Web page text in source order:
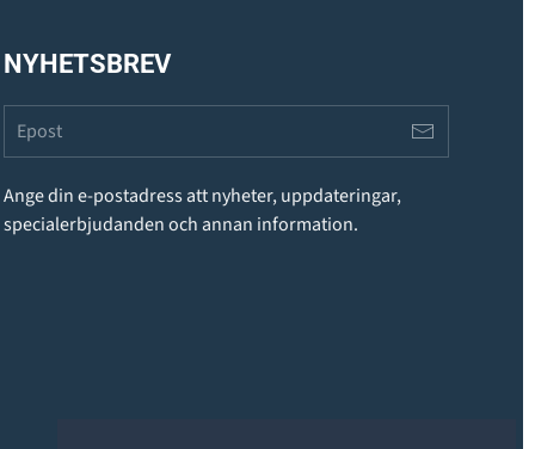
NYHETSBREV
Ange din e-postadress att nyheter, uppdateringar,
specialerbjudanden och annan information.